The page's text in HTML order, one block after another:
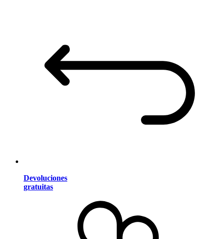
Devoluciones
gratuitas